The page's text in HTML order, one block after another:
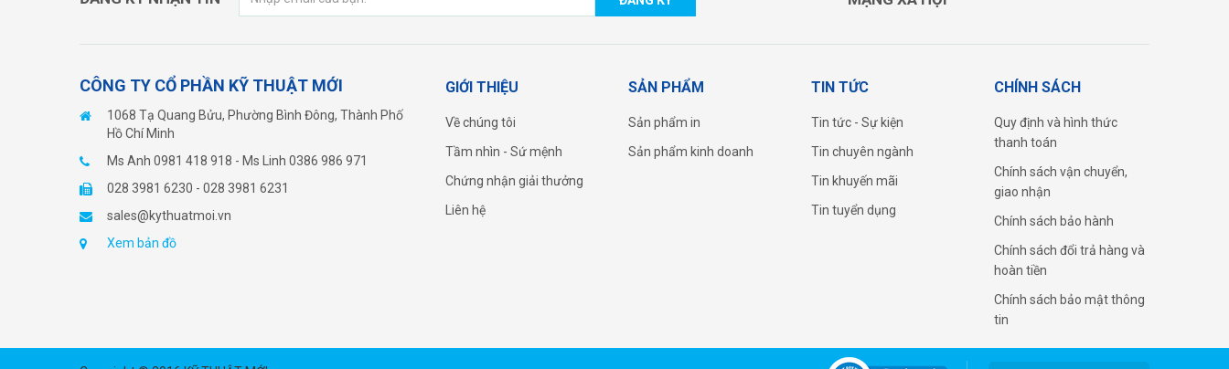
CÔNG TY CỔ PHẦN KỸ THUẬT MỚI
1068 Tạ Quang Bửu, Phường Bình Đông, Thành Phố
Hồ Chí Minh
Ms Anh 0981 418 918 - Ms Linh 0386 986 971
028 3981 6230 - 028 3981 6231
sales@kythuatmoi.vn
Xem bản đồ
GIỚI THIỆU
Về chúng tôi
Tầm nhìn - Sứ mệnh
Chứng nhận giải thưởng
Liên hệ
SẢN PHẨM
Sản phẩm in
Sản phẩm kinh doanh
TIN TỨC
Tin tức - Sự kiện
Tin chuyên ngành
Tin khuyến mãi
Tin tuyển dụng
CHÍNH SÁCH
Quy định và hình thức
thanh toán
Chính sách vận chuyển,
giao nhận
Chính sách bảo hành
Chính sách đổi trả hàng và
hoàn tiền
Chính sách bảo mật thông
tin